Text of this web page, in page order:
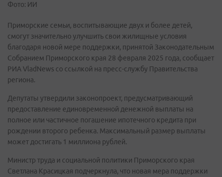
Фото: ИИ
Приморские семьи, воспитывающие двух и более детей,
смогут значительно улучшить свои жилищные условия
благодаря новой мере поддержки, принятой Законодательным
Собранием Приморского края 28 февраля 2025 года, сообщает
РИА VladNews со ссылкой на пресс-службу Правительства
региона.
Депутаты утвердили законопроект, предусматривающий
предоставление единовременной денежной выплаты на
полное или частичное погашение ипотечного кредита при
рождении второго ребенка. Максимальный размер выплаты
может достигать 1 миллиона рублей.
Министр труда и социальной политики Приморского края
Светлана Красицкая подчеркнула, что новая мера поддержки